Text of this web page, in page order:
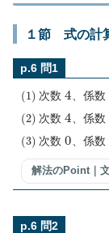
１節 式の計
p.6 問1
( 1) 次数 4 、係数
(2) 次数 4 、係数
(3) 次数0 、係数
解法のPoint｜
p.6 問2